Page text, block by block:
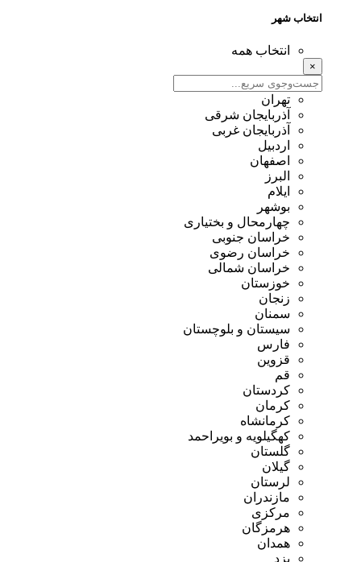
انتخاب شهر
انتخاب همه
تهران
آذربایجان شرقی
آذربایجان غربی
اردبیل
اصفهان
البرز
ایلام
بوشهر
چهارمحال و بختیاری
خراسان جنوبی
خراسان رضوی
خراسان شمالی
خوزستان
زنجان
سمنان
سیستان و بلوچستان
فارس
قزوین
قم
کردستان
کرمان
کرمانشاه
کهگیلویه و بویراحمد
گلستان
گیلان
لرستان
مازندران
مرکزی
هرمزگان
همدان
یزد